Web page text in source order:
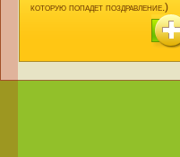
которую попадет поздравление.)